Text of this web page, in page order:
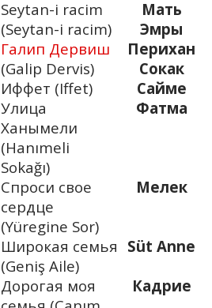
Seytan-i racim
(Seytan-i racim)
Мать
Эмры
Галип Дервиш
(Galip Dervis)
Перихан
Сокак
Иффет (Iffet)
Сайме
Улица
Ханымели
(Hanımeli
Sokağı)
Фатма
Спроси свое
сердце
(Yüregine Sor)
Мелек
Широкая семья
(Geniş Aile)
Süt Anne
Дорогая моя
Кадрие